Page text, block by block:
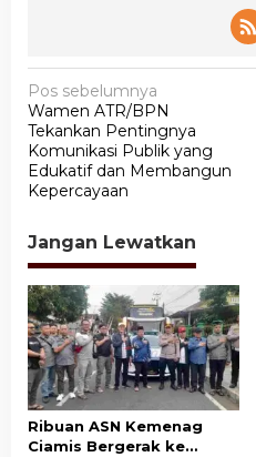
N
a
v
i
a
s
i
p
o
s
Pos sebelumnya
Wamen ATR/BPN
Tekankan Pentingnya
Komunikasi Publik yang
Edukatif dan Membangun
Kepercayaan
Jangan Lewatkan
Ribuan ASN Kemenag
Ciamis Bergerak ke